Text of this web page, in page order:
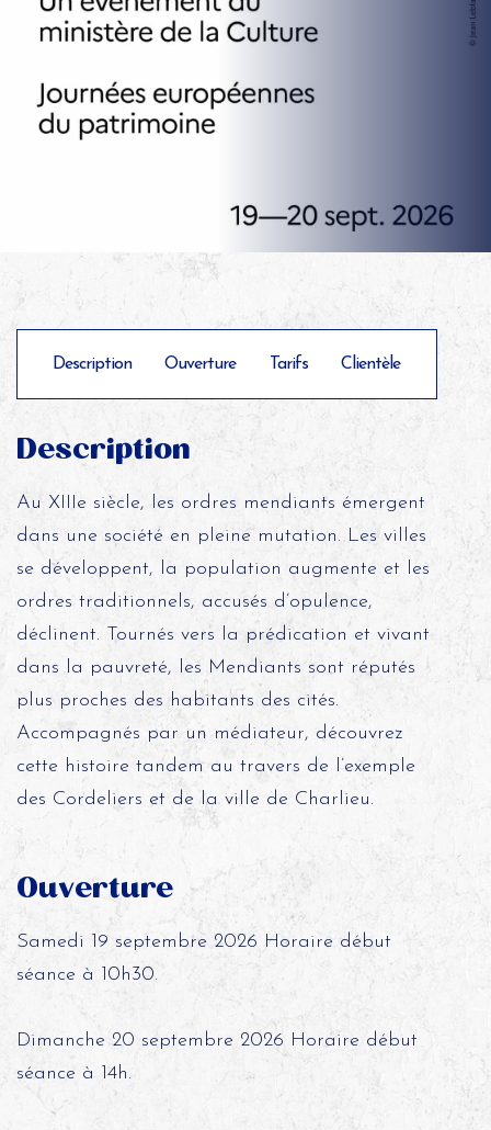
Description Ouverture Tarifs Clientèle
Description
Au XIIIe siècle, les ordres mendiants émergent
dans une société en pleine mutation. Les villes
se développent, la population augmente et les
ordres traditionnels, accusés d’opulence,
déclinent. Tournés vers la prédication et vivant
dans la pauvreté, les Mendiants sont réputés
plus proches des habitants des cités.
Accompagnés par un médiateur, découvrez
cette histoire tandem au travers de l’exemple
des Cordeliers et de la ville de Charlieu.
Ouverture
Samedi 19 septembre 2026 Horaire début
séance à 10h30.
Dimanche 20 septembre 2026 Horaire début
séance à 14h.